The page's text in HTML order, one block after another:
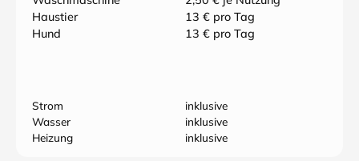
Haustier
13 € pro Tag
Hund
13 € pro Tag
Strom
inklusive
Wasser
inklusive
Heizung
inklusive